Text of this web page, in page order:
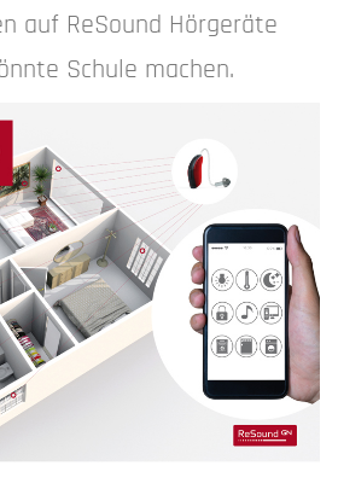
auf ReSound Hörgeräte
Schule machen.